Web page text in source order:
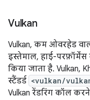
Vulkan
Vulkan, कम ओवरहेड
इस्तेमाल, हाई-
किया जाता है. Vulkan,
स्टैंडर्ड <vulkan/
Vulkan रेंडरिंग कॉल